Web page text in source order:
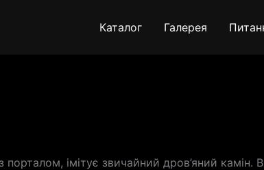
Каталог Галерея
імітує звичайний дров’яний камін.